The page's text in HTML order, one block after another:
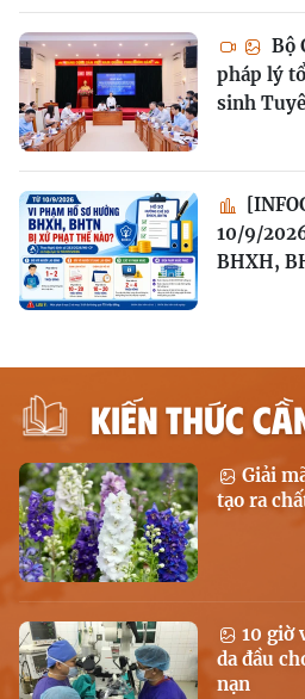
Bộ
pháp lý
sinh
10/9/
BHXH,
KIẾN THỨC
Giải
tạo ra
10 giờ
da đầu
nạn